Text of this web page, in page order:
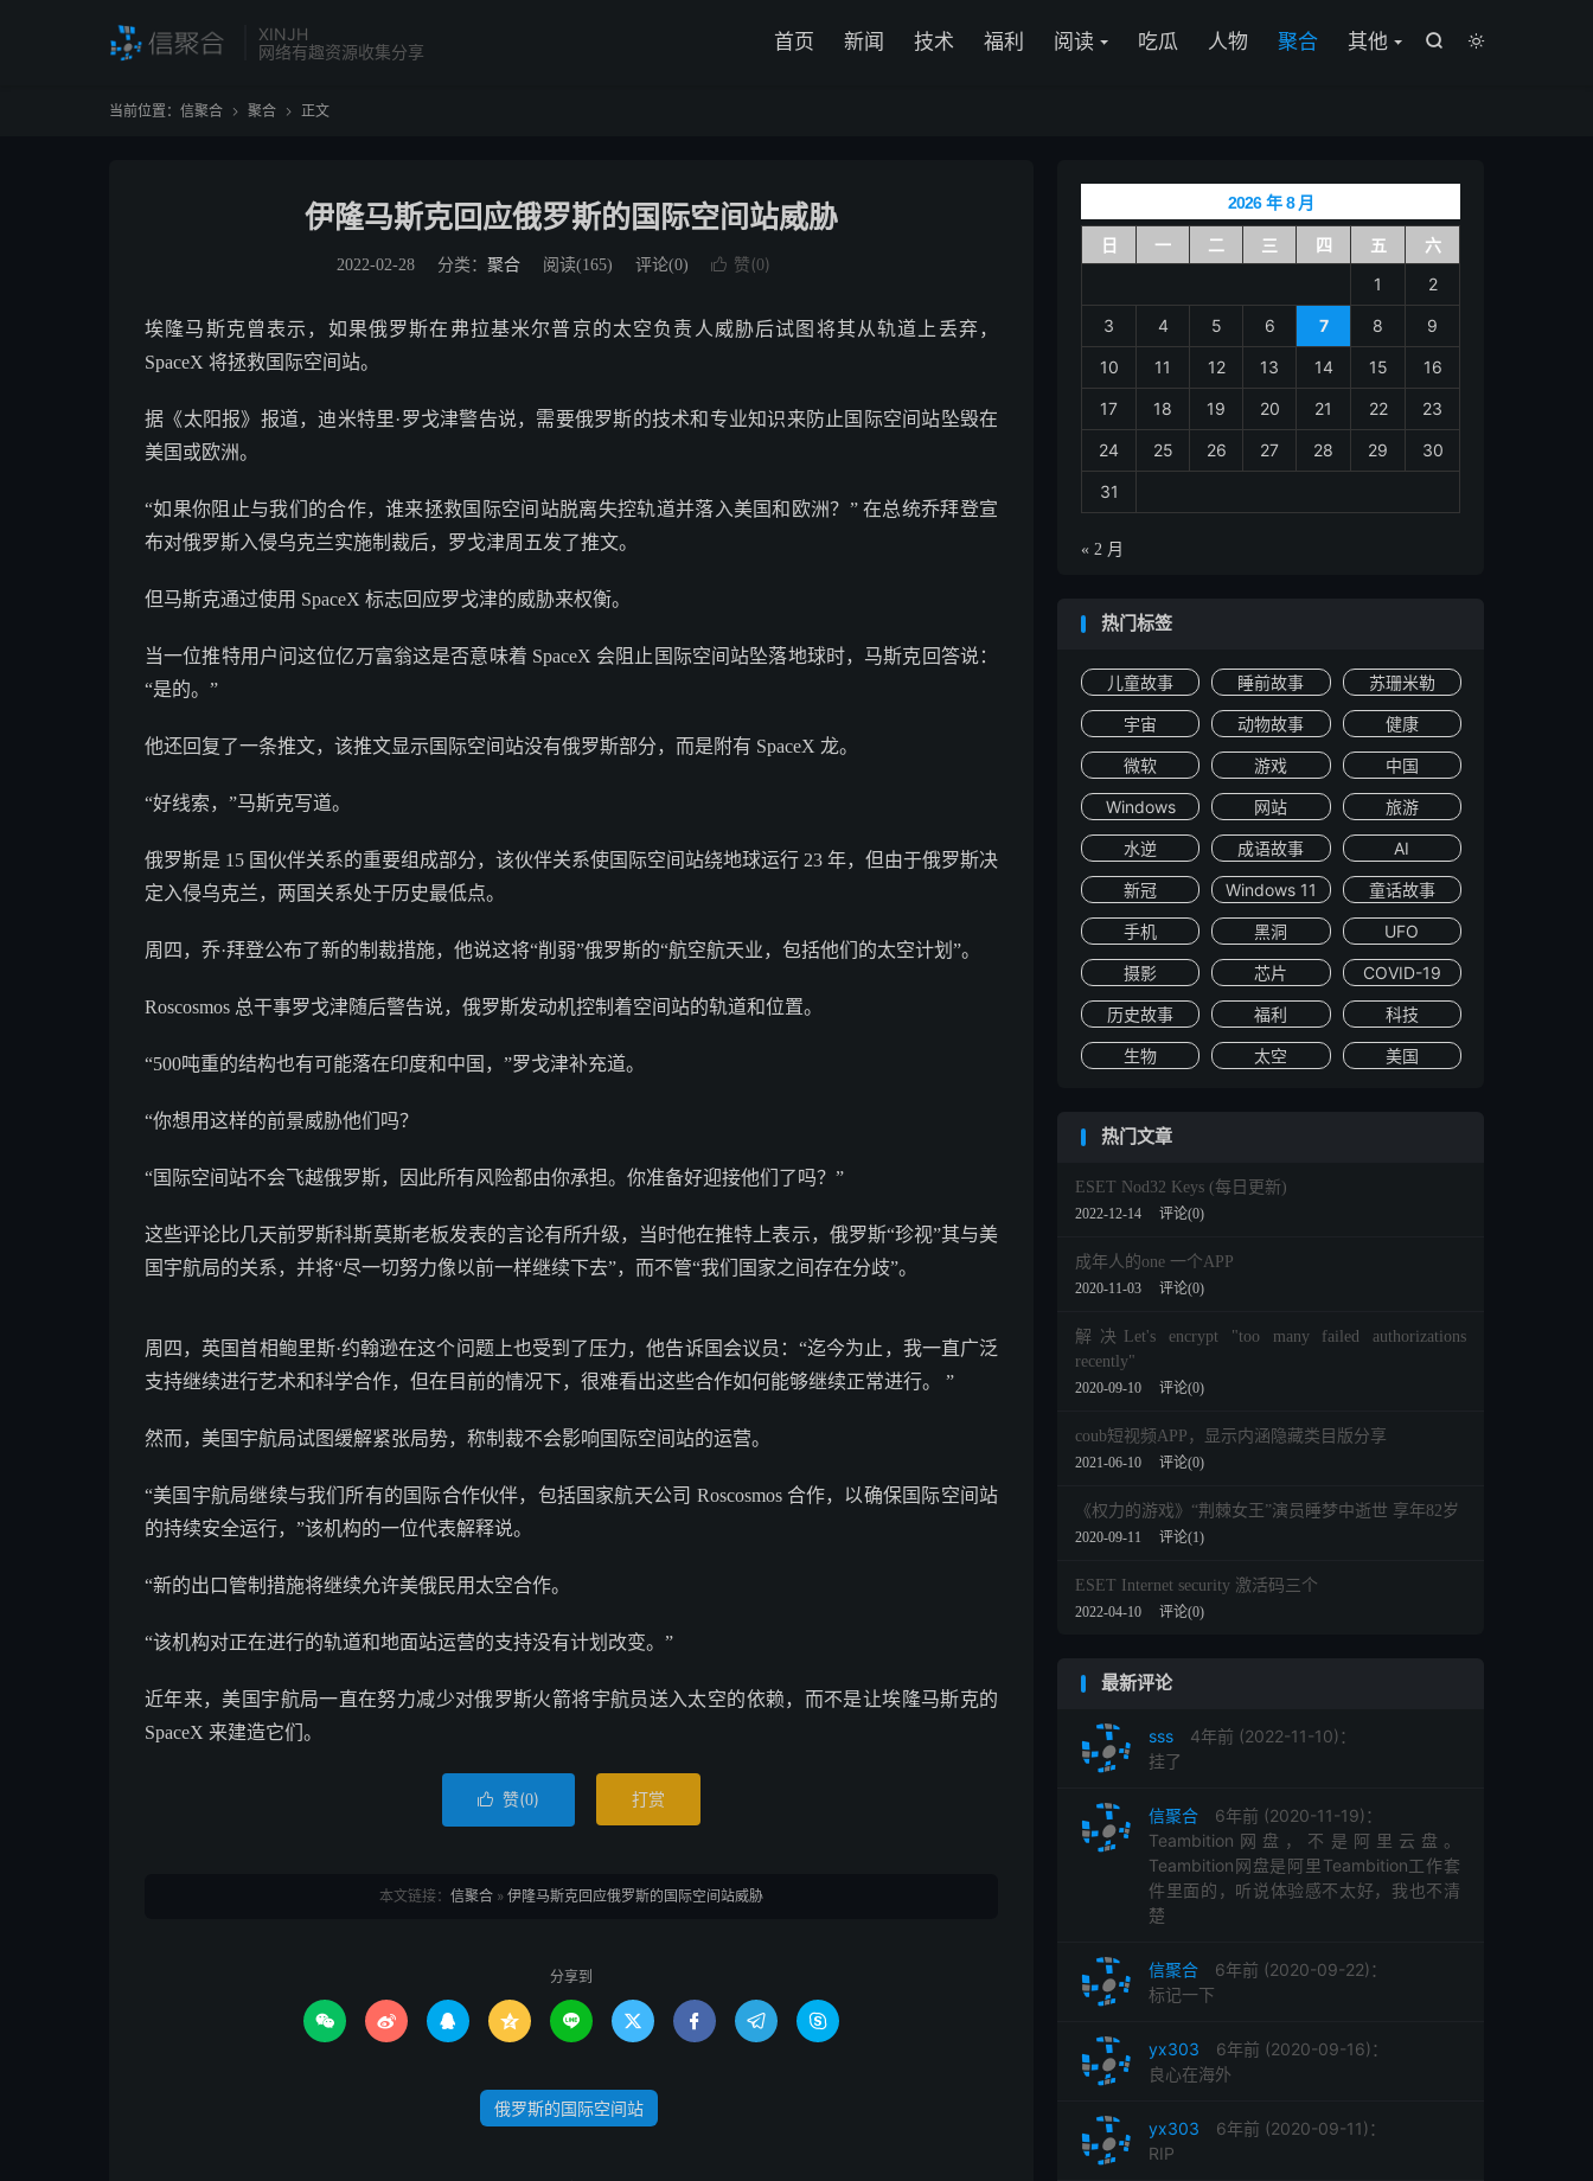
XINJH
网络有趣资源收集分享


首页 新闻 技术 福利 阅读 吃瓜 人物 聚合 其他
当前位置： 信聚合  聚合  正文
伊隆马斯克回应俄罗斯的国际空间站威胁
2022-02-28 分类： 聚合 阅读(165) 评论(0)  赞(0)
埃隆马斯克曾表示，如果俄罗斯在弗拉基米尔普京的太空负责人威胁后试图将其从轨道上丢弃，
SpaceX 将拯救国际空间站。
据《太阳报》报道，迪米特里·罗戈津警告说，需要俄罗斯的技术和专业知识来防止国际空间站坠毁在
美国或欧洲。
“如果你阻止与我们的合作，谁来拯救国际空间站脱离失控轨道并落入美国和欧洲？” 在总统乔拜登宣
布对俄罗斯入侵乌克兰实施制裁后，罗戈津周五发了推文。
但马斯克通过使用 SpaceX 标志回应罗戈津的威胁来权衡。
当一位推特用户问这位亿万富翁这是否意味着 SpaceX 会阻止国际空间站坠落地球时，马斯克回答说：
“是的。”
他还回复了一条推文，该推文显示国际空间站没有俄罗斯部分，而是附有 SpaceX 龙。
“好线索，”马斯克写道。
俄罗斯是 15 国伙伴关系的重要组成部分，该伙伴关系使国际空间站绕地球运行 23 年，但由于俄罗斯决
定入侵乌克兰，两国关系处于历史最低点。
周四，乔·拜登公布了新的制裁措施，他说这将“削弱”俄罗斯的“航空航天业，包括他们的太空计划”。
Roscosmos 总干事罗戈津随后警告说，俄罗斯发动机控制着空间站的轨道和位置。
“500吨重的结构也有可能落在印度和中国，”罗戈津补充道。
“你想用这样的前景威胁他们吗？
“国际空间站不会飞越俄罗斯，因此所有风险都由你承担。你准备好迎接他们了吗？”
这些评论比几天前罗斯科斯莫斯老板发表的言论有所升级，当时他在推特上表示，俄罗斯“珍视”其与美
国宇航局的关系，并将“尽一切努力像以前一样继续下去”，而不管“我们国家之间存在分歧”。
周四，英国首相鲍里斯·约翰逊在这个问题上也受到了压力，他告诉国会议员：“迄今为止，我一直广泛
支持继续进行艺术和科学合作，但在目前的情况下，很难看出这些合作如何能够继续正常进行。 ”
然而，美国宇航局试图缓解紧张局势，称制裁不会影响国际空间站的运营。
“美国宇航局继续与我们所有的国际合作伙伴，包括国家航天公司 Roscosmos 合作，以确保国际空间站
的持续安全运行，”该机构的一位代表解释说。
“新的出口管制措施将继续允许美俄民用太空合作。
“该机构对正在进行的轨道和地面站运营的支持没有计划改变。”
近年来，美国宇航局一直在努力减少对俄罗斯火箭将宇航员送入太空的依赖，而不是让埃隆马斯克的
SpaceX 来建造它们。
 赞(0) 打赏
本文链接： 信聚合 » 伊隆马斯克回应俄罗斯的国际空间站威胁
分享到
        
俄罗斯的国际空间站
2026 年 8 月
日 一 二 三 四 五
六
1
2
3 4 5 6 7 8 9
10 11 12 13 14 15 16
17 18 19 20 21 22 23
24 25 26 27 28 29 30
31
« 2 月
热门标签
儿童故事 睡前故事 苏珊米勒
宇宙 动物故事 健康
微软 游戏 中国
Windows 网站 旅游
水逆 成语故事 AI
新冠 Windows 11 童话故事
手机 黑洞 UFO
摄影 芯片 COVID-19
历史故事 福利 科技
生物 太空 美国
热门文章
ESET Nod32 Keys (每日更新)
2022-12-14 评论(0)
成年人的one 一个APP
2020-11-03 评论(0)
解决Let's encrypt "too many failed authorizations
recently"
2020-09-10 评论(0)
coub短视频APP，显示内涵隐藏类目版分享
2021-06-10 评论(0)
《权力的游戏》“荆棘女王”演员睡梦中逝世 享年82岁
2020-09-11 评论(1)
ESET Internet security 激活码三个
2022-04-10 评论(0)
最新评论
sss
4年前 (2022-11-10)：
挂了
信聚合
6年前 (2020-11-19)：
Teambition网盘，不是阿里云盘。
Teambition网盘是阿里Teambition工作套
件里面的，听说体验感不太好，我也不清
楚
信聚合
6年前 (2020-09-22)：
标记一下
yx303
6年前 (2020-09-16)：
良心在海外
yx303
6年前 (2020-09-11)：
RIP